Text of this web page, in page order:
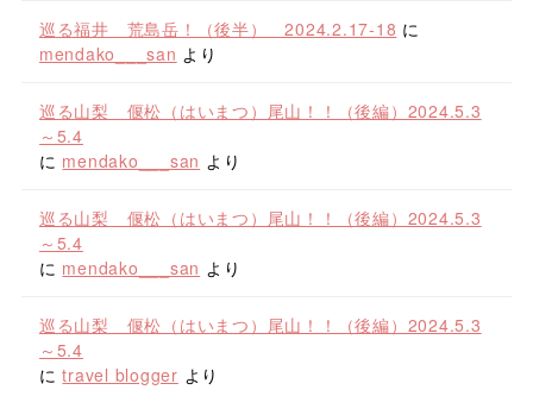
巡る福井 荒島岳！（後半） 2024.2.17-18 に
mendako___san より
巡る山梨 偃松（はいまつ）尾山！！（後編）2024.5.3
～5.4
に mendako___san より
巡る山梨 偃松（はいまつ）尾山！！（後編）2024.5.3
～5.4
に mendako___san より
巡る山梨 偃松（はいまつ）尾山！！（後編）2024.5.3
～5.4
にtravel blogger より